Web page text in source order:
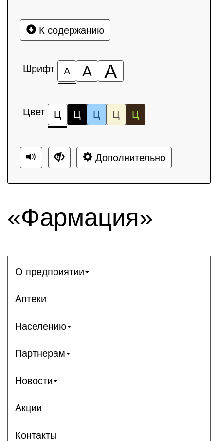
К содержанию
Шрифт А А А
Цвет Ц Ц Ц Ц Ц
Дополнительно
«Фармация»
О предприятии
Аптеки
Населению
Партнерам
Новости
Акции
Контакты